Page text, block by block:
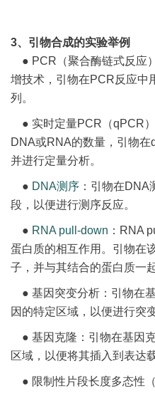
3、引物合成的实验举例
● PCR（聚合酶链式反应
增技术，引物在PCR反应中
列。
● 实时定量PCR（qPCR
DNA或RNA的数量，引物在
并进行定量分析。
● DNA测序 ：引物在
段，以便进行测序反应。
● RNA pull-down ：RNA
蛋白质的相互作用。引物在
子，并与其结合的蛋白质一
● 基因突变分析：引物在
因的特定区域，以便进行突
● 基因克隆：引物在基因
区域，以便将其插入到表达
● 限制性片段长度多态性